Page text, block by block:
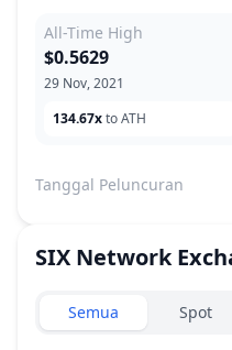
All-Time High
29 Nov, 2021
$0.5629
134.67xto ATH
Tanggal Peluncuran
SIX Network
Exchanges type
Semua Spot